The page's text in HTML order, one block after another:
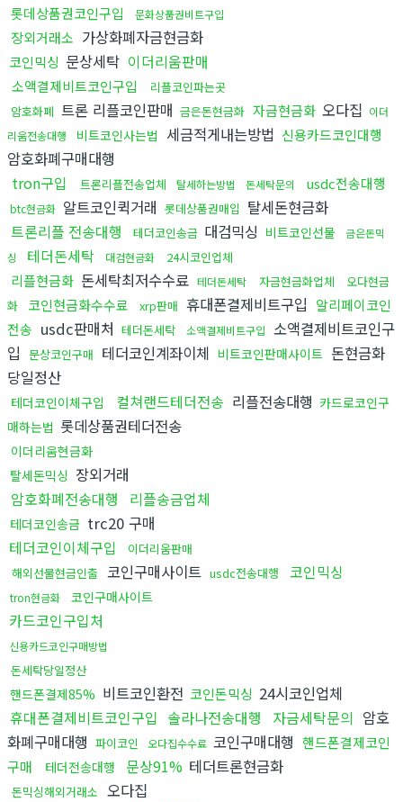
롯데상품권코인구입 문화상품권비트구입
장외거래소 가상화폐자금현금화
코인믹싱 문상세탁 이더리움판매
소액결제비트코인구입
리플코인파는곳
암호화폐 트론 리플코인판매 금은돈현금화 자금현금화 오다집 이더
리움전송대행
비트코인사는법 세금적게내는방법 신용카드코인대행
암호화폐구매대행
tron구입
트론리플전송업체 탈세하는방법 돈세탁문의 usdc전송대행
btc현금화 알트코인퀵거래 롯데상품권매입 탈세돈현금화
트론리플 전송대행
테더코인송금 대검믹싱 비트코인선물
금은돈믹
싱
테더돈세탁 대검현금화 24시코인업체
리플현금화 돈세탁최저수수료 테더돈세탁 자금현금화업체
오다현금
화
코인현금화수수료 xrp판매 휴대폰결제비트구입 알리페이코인
전송 usdc판매처 테더돈세탁 소액결제비트구입 소액결제비트코인구
입
문상코인구매 테더코인계좌이체 비트코인판매사이트 돈현금화
당일정산
테더코인이체구입 컬쳐랜드테더전송 리플전송대행 카드로코인구
매하는법 롯데상품권테더전송
이더리움현금화
탈세돈믹싱 장외거래
암호화폐전송대행
리플송금업체
테더코인송금 trc20 구매
테더코인이체구입
이더리움판매
해외선물현금인출 코인구매사이트 usdc전송대행 코인믹싱
tron현금화 코인구매사이트
카드코인구입처
신용카드코인구매방법
돈세탁당일정산
핸드폰결제85% 비트코인환전 코인돈믹싱 24시코인업체
휴대폰결제비트코인구입 솔라나전송대행 자금세탁문의 암호
화폐구매대행 파이코인 오다집수수료 코인구매대행 핸드폰결제코인
구매
테더전송대행 문상91% 테더트론현금화
돈믹싱해외거래소 오다집